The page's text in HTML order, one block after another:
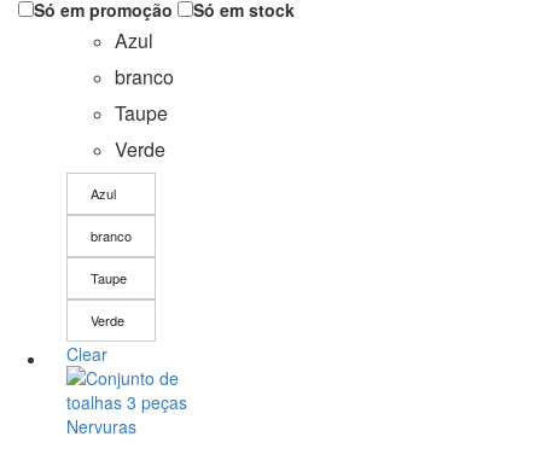
Só em promoção
Só em stock
Azul
branco
Taupe
Verde
Azul
branco
Taupe
Verde
Clear